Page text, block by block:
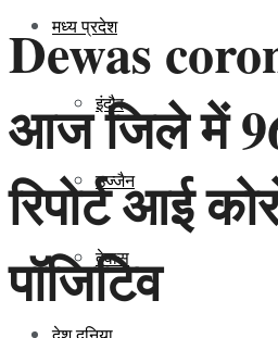
मध्य प्रदेश
इंदौर
उज्जैन
देवास
Dewas
आज जिले में
रिपोर्ट आई
पॉजिटिव